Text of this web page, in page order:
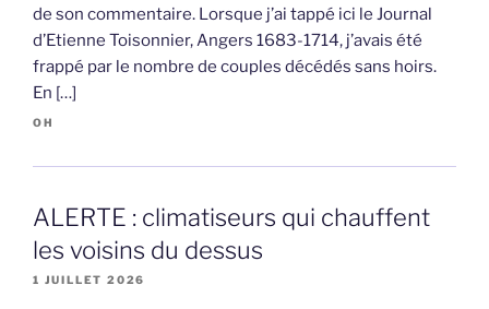
de son commentaire. Lorsque j’ai tappé ici le Journal
d’Etienne Toisonnier, Angers 1683-1714, j’avais été
frappé par le nombre de couples décédés sans hoirs.
En […]
OH
ALERTE : climatiseurs qui chauffent
les voisins du dessus
1 JUILLET 2026